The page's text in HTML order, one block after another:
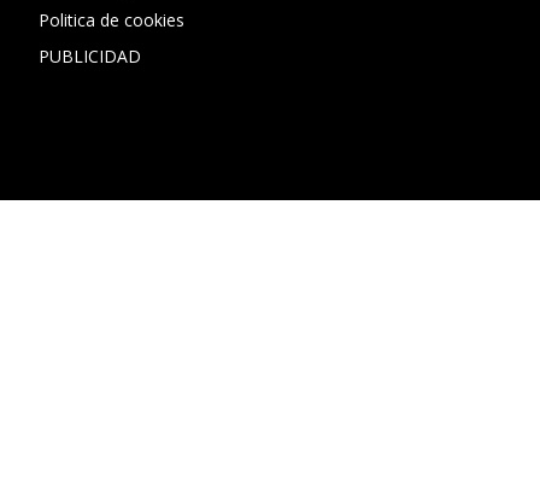
Politica de cookies
PUBLICIDAD